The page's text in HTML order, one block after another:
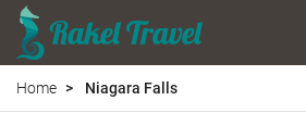
Home Niagara Falls